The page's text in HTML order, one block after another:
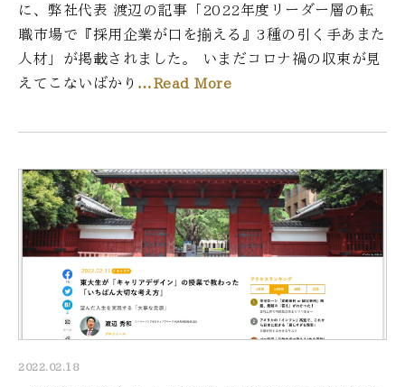
に、弊社代表 渡辺の記事「2022年度リーダー層の転
職市場で『採用企業が口を揃える』3種の引く手あまた
人材」が掲載されました。 いまだコロナ禍の収束が見
えてこないばかり …Read More
2022.02.18